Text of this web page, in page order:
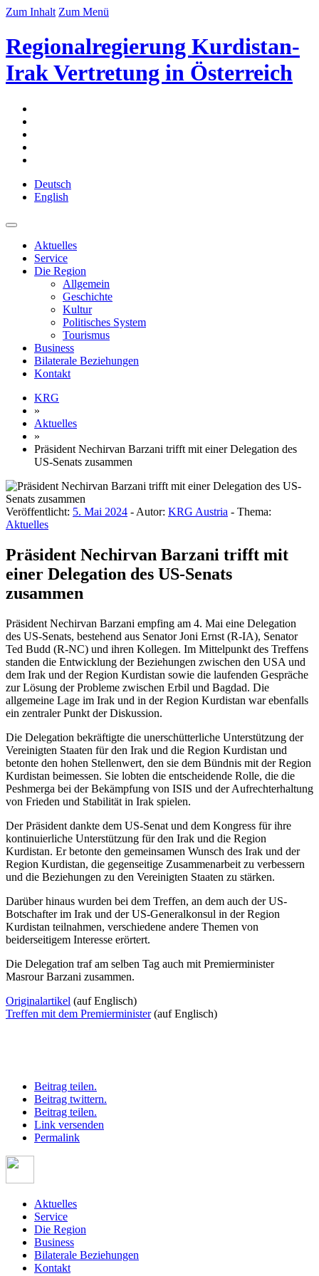
Zum Inhalt Zum Menü
Regionalregierung Kurdistan-
Irak Vertretung in Österreich
Deutsch
English
Aktuelles
Service
Die Region
Allgemein
Geschichte
Kultur
Politisches System
Tourismus
Business
Bilaterale Beziehungen
Kontakt
KRG
»
Aktuelles
»
Präsident Nechirvan Barzani trifft mit einer Delegation des
US-Senats zusammen
Veröffentlicht: 5. Mai 2024 - Autor: KRG Austria - Thema:
Aktuelles
Präsident Nechirvan Barzani trifft mit
einer Delegation des US-Senats
zusammen
Präsident Nechirvan Barzani empfing am 4. Mai eine Delegation
des US-Senats, bestehend aus Senator Joni Ernst (R-IA), Senator
Ted Budd (R-NC) und ihren Kollegen. Im Mittelpunkt des Treffens
standen die Entwicklung der Beziehungen zwischen den USA und
dem Irak und der Region Kurdistan sowie die laufenden Gespräche
zur Lösung der Probleme zwischen Erbil und Bagdad. Die
allgemeine Lage im Irak und in der Region Kurdistan war ebenfalls
ein zentraler Punkt der Diskussion.
Die Delegation bekräftigte die unerschütterliche Unterstützung der
Vereinigten Staaten für den Irak und die Region Kurdistan und
betonte den hohen Stellenwert, den sie dem Bündnis mit der Region
Kurdistan beimessen. Sie lobten die entscheidende Rolle, die die
Peshmerga bei der Bekämpfung von ISIS und der Aufrechterhaltung
von Frieden und Stabilität in Irak spielen.
Der Präsident dankte dem US-Senat und dem Kongress für ihre
kontinuierliche Unterstützung für den Irak und die Region
Kurdistan. Er betonte den gemeinsamen Wunsch des Irak und der
Region Kurdistan, die gegenseitige Zusammenarbeit zu verbessern
und die Beziehungen zu den Vereinigten Staaten zu stärken.
Darüber hinaus wurden bei dem Treffen, an dem auch der US-
Botschafter im Irak und der US-Generalkonsul in der Region
Kurdistan teilnahmen, verschiedene andere Themen von
beiderseitigem Interesse erörtert.
Die Delegation traf am selben Tag auch mit Premierminister
Masrour Barzani zusammen.
Originalartikel (auf Englisch)
Treffen mit dem Premierminister(auf Englisch)
Beitrag teilen.
Beitrag twittern.
Beitrag teilen.
Link versenden
Permalink
Aktuelles
Service
Die Region
Business
Bilaterale Beziehungen
Kontakt